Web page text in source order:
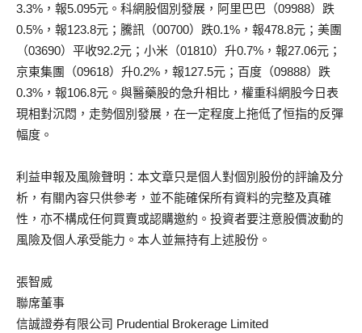
3.3%，報5.095元。科網股個別發展，阿里巴巴（09988）跌
0.5%，報123.8元；騰訊（00700）跌0.1%，報478.8元；美團
（03690）平收92.2元；小米（01810）升0.7%，報27.06元；
京東集團（09618）升0.2%，報127.5元；百度（09888）跌
0.3%，報106.8元。與醫藥股的急升相比，權重科網股今日表
現相對沉悶，走勢個別發展，在一定程度上拖低了恒指的反彈
幅度。
利益申報及風險聲明：本文章只是個人對個別股份的評論及分
析，有關內容只供參考，並不能確保所有資料的完整及真確
性，亦不構成任何買賣或認購邀約。投資者要注意股價波動的
風險及個人承受能力。本人並無持有上述股份。
張智威
聯席董事
信誠證券有限公司 Prudential Brokerage Limited